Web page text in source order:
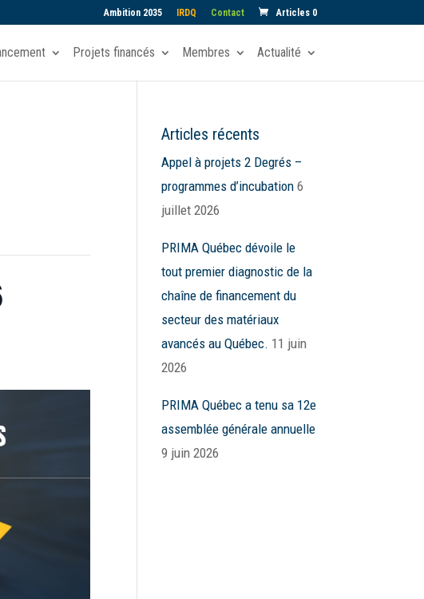
Ambition 2035 IRDQ Contact Articles 0
Projets financés Membres Actualité
Articles récents
Appel à projets 2 Degrés –
programmes d’incubation 6
juillet 2026
PRIMA Québec dévoile le
tout premier diagnostic de la
chaîne de financement du
secteur des matériaux
avancés au Québec. 11 juin
2026
PRIMA Québec a tenu sa 12e
assemblée générale annuelle
9 juin 2026